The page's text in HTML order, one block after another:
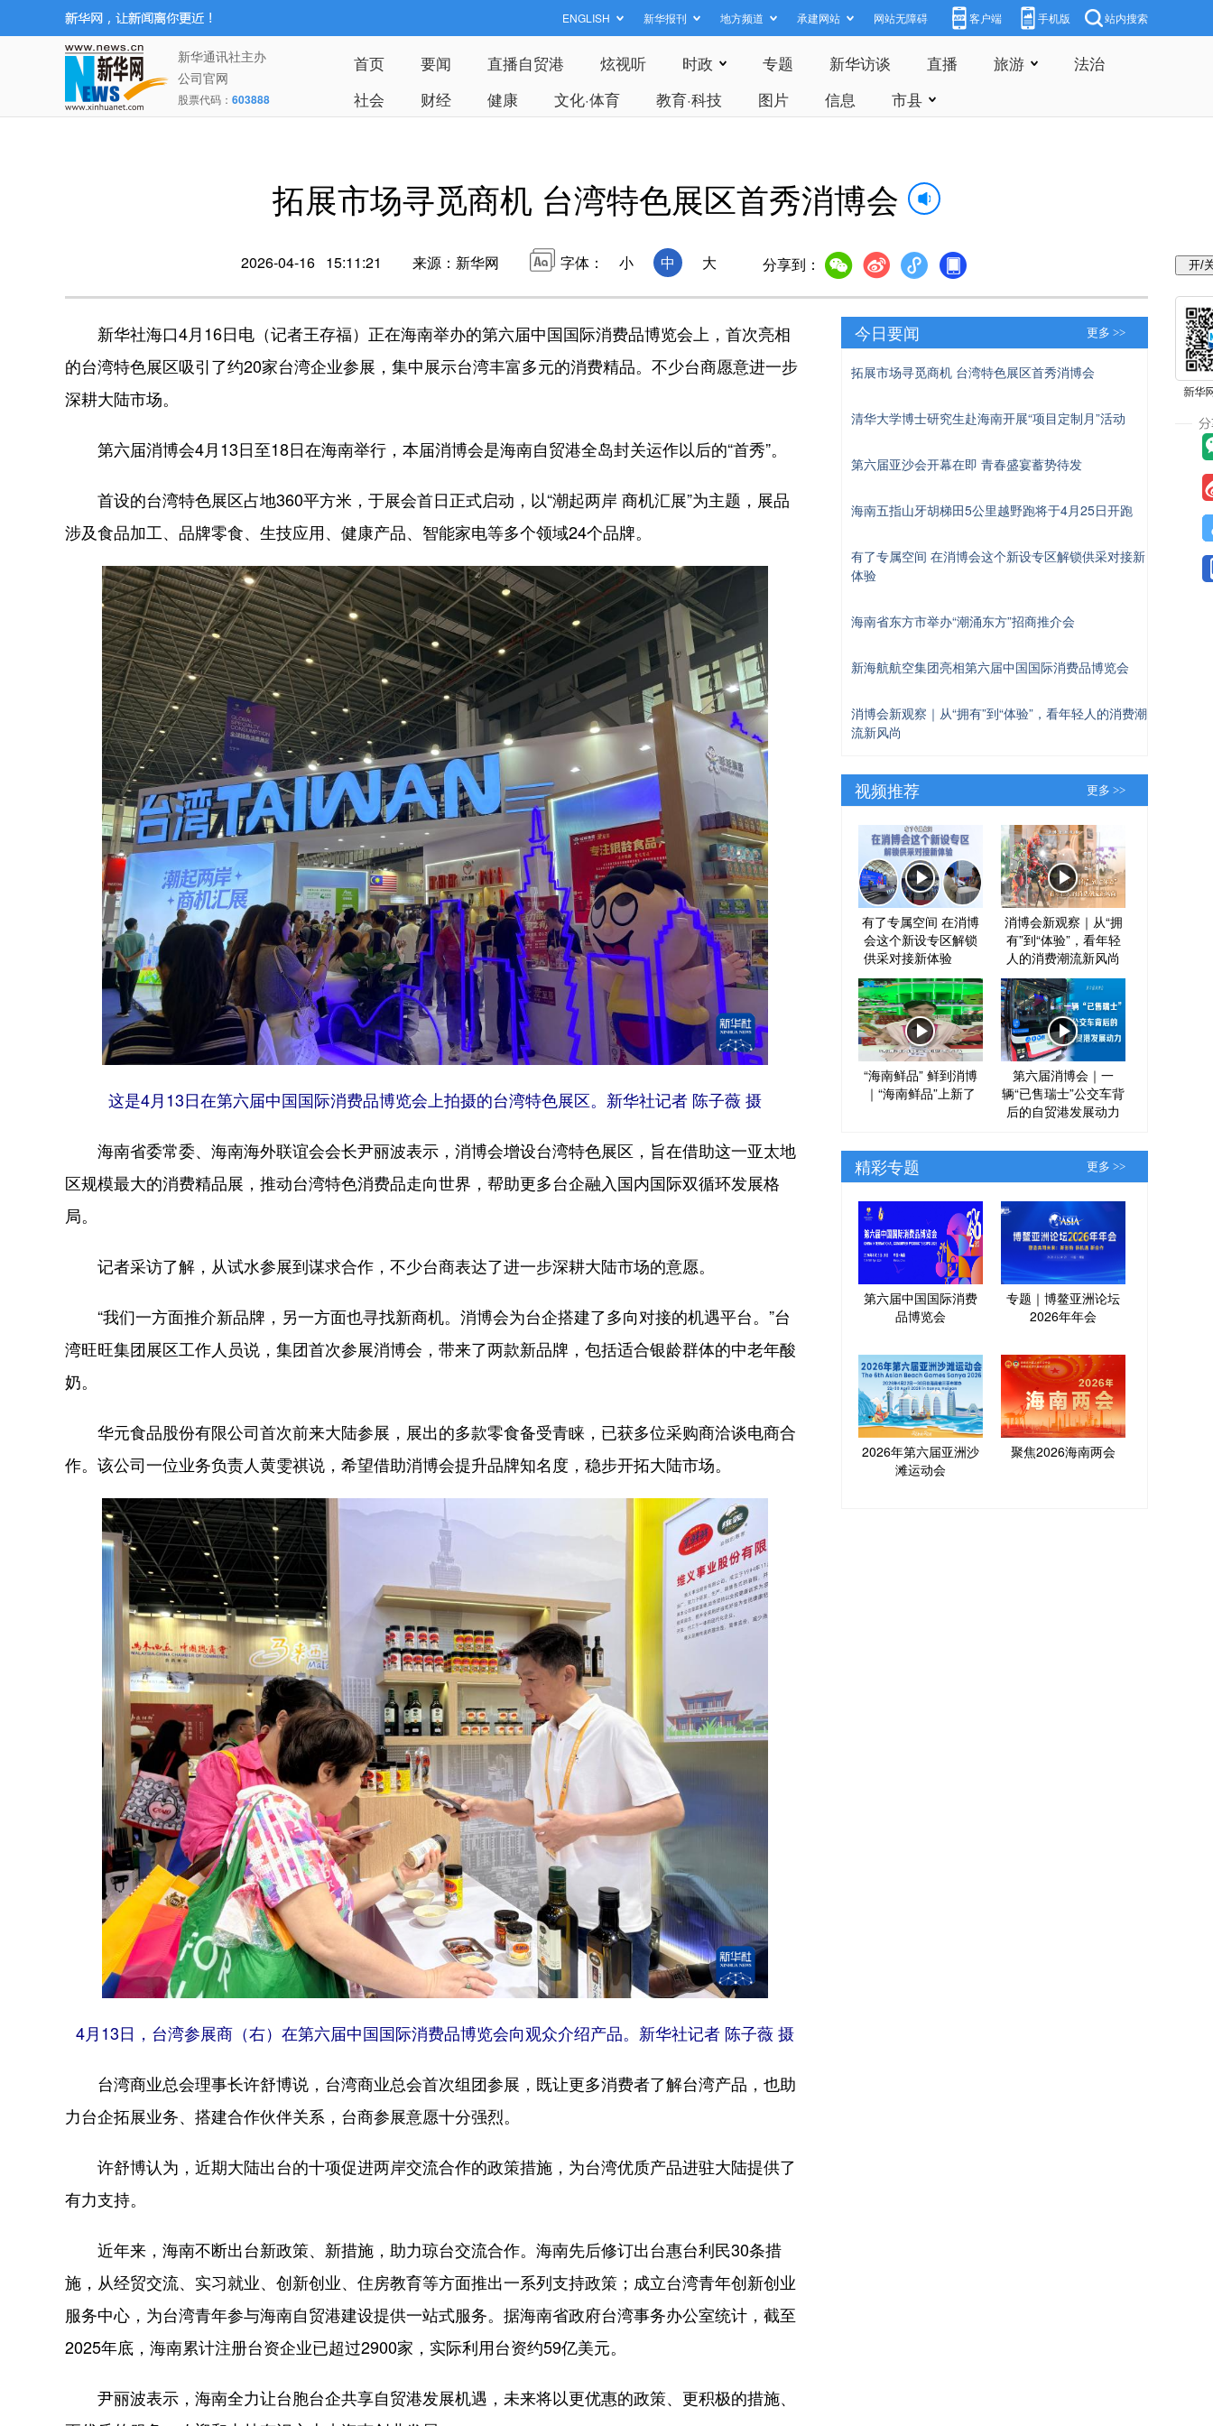
ENGLISH 新华报刊 地方频道 承建网站 网站无障碍 客户端 手机版 站内搜索
新华通讯社主办
公司官网
股票代码： 603888
首页 要闻 直播自贸港 炫视听 时政 专题 新华访谈 直播 旅游
法治
社会
财经 健康 文化·体育 教育·科技 图片 信息 市县
拓展市场寻觅商机 台湾特色展区首秀消博会
2026-04-16 15:11:21 来源：新华网 字体： 小 中 大 分享到：
新华社海口4月16日电（记者王存福）正在海南举办的第六届中国国际消费品博览会上，首次亮相
的台湾特色展区吸引了约20家台湾企业参展，集中展示台湾丰富多元的消费精品。不少台商愿意进一步
深耕大陆市场。
第六届消博会4月13日至18日在海南举行，本届消博会是海南自贸港全岛封关运作以后的“首秀”。
首设的台湾特色展区占地360平方米，于展会首日正式启动，以“潮起两岸 商机汇展”为主题，展品
涉及食品加工、品牌零食、生技应用、健康产品、智能家电等多个领域24个品牌。
这是4月13日在第六届中国国际消费品博览会上拍摄的台湾特色展区。新华社记者 陈子薇 摄
海南省委常委、海南海外联谊会会长尹丽波表示，消博会增设台湾特色展区，旨在借助这一亚太地
区规模最大的消费精品展，推动台湾特色消费品走向世界，帮助更多台企融入国内国际双循环发展格
局。
记者采访了解，从试水参展到谋求合作，不少台商表达了进一步深耕大陆市场的意愿。
“我们一方面推介新品牌，另一方面也寻找新商机。消博会为台企搭建了多向对接的机遇平台。”台
湾旺旺集团展区工作人员说，集团首次参展消博会，带来了两款新品牌，包括适合银龄群体的中老年酸
奶。
华元食品股份有限公司首次前来大陆参展，展出的多款零食备受青睐，已获多位采购商洽谈电商合
作。该公司一位业务负责人黄雯祺说，希望借助消博会提升品牌知名度，稳步开拓大陆市场。
4月13日，台湾参展商（右）在第六届中国国际消费品博览会向观众介绍产品。新华社记者 陈子薇 摄
台湾商业总会理事长许舒博说，台湾商业总会首次组团参展，既让更多消费者了解台湾产品，也助
力台企拓展业务、搭建合作伙伴关系，台商参展意愿十分强烈。
许舒博认为，近期大陆出台的十项促进两岸交流合作的政策措施，为台湾优质产品进驻大陆提供了
有力支持。
近年来，海南不断出台新政策、新措施，助力琼台交流合作。海南先后修订出台惠台利民30条措
施，从经贸交流、实习就业、创新创业、住房教育等方面推出一系列支持政策；成立台湾青年创新创业
服务中心，为台湾青年参与海南自贸港建设提供一站式服务。据海南省政府台湾事务办公室统计，截至
2025年底，海南累计注册台资企业已超过2900家，实际利用台资约59亿美元。
尹丽波表示，海南全力让台胞台企共享自贸港发展机遇，未来将以更优惠的政策、更积极的措施、
今日要闻 更多 >>
拓展市场寻觅商机 台湾特色展区首秀消博会
清华大学博士研究生赴海南开展“项目定制月”活动
第六届亚沙会开幕在即 青春盛宴蓄势待发
海南五指山牙胡梯田5公里越野跑将于4月25日开跑
有了专属空间 在消博会这个新设专区解锁供采对接新
体验
海南省东方市举办“潮涌东方”招商推介会
新海航航空集团亮相第六届中国国际消费品博览会
消博会新观察｜从“拥有”到“体验”，看年轻人的消费潮
流新风尚
视频推荐 更多 >>
有了专属空间 在消博
会这个新设专区解锁
供采对接新体验
消博会新观察｜从“拥
有”到“体验”，看年轻
人的消费潮流新风尚
“海南鲜品” 鲜到消博
｜“海南鲜品”上新了
第六届消博会｜一
辆“已售瑞士”公交车背
后的自贸港发展动力
精彩专题 更多 >>
第六届中国国际消费
品博览会
专题｜博鳌亚洲论坛
2026年年会
2026年第六届亚洲沙
滩运动会
聚焦2026海南两会